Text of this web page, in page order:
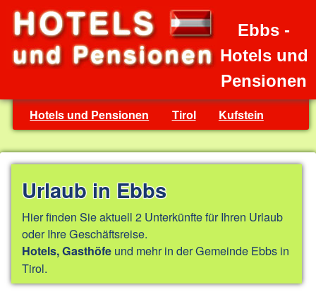
Ebbs -
Hotels und
Pensionen
Hotels und Pensionen Tirol Kufstein
Urlaub in Ebbs
Hier finden Sie aktuell 2 Unterkünfte für Ihren Urlaub
oder Ihre Geschäftsreise.
Hotels, Gasthöfe und mehr in der Gemeinde Ebbs in
Tirol.